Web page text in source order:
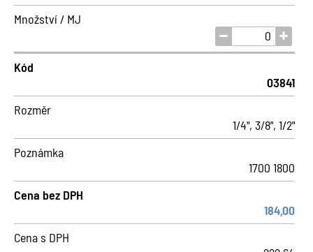
Množství / MJ
Kód
03841
Rozměr
1/4", 3/8", 1/2"
Poznámka
1700 1800
Cena bez DPH
184,00
Cena s DPH